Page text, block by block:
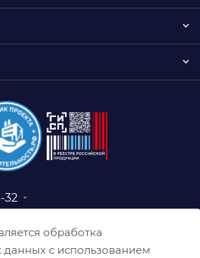
32
обработка
данных с использованием